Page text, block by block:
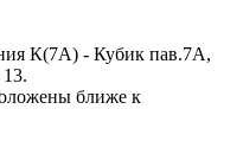
К(7А) - Кубик пав.7А,
ближе к